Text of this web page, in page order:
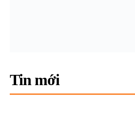
Tin mới